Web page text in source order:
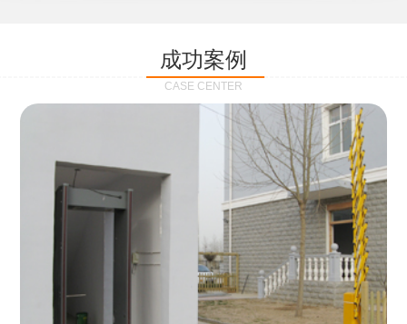
作站也能自动为执法记录仪充充电、校校时，做执法
记录仪的贴心小"保姆"。随着群众法律意识的逐步提
高，行政执法行为更加"阳光、透明"，通过工作站可
以随时调取证据视频，精准查阅现场资料，直戳了当
的展示给行政相对人看，有效的减少了行政相对人对
城管执法行为的误解，树立了执法的公信力。
定位模块，可通过移动网络将位置信息实时发送到监
控中心，在平台的电子地图上显示出设备的具体位
置，实时查看执法人员到岗情况及根据执法环境迅速
调配周边执法人员。同时，内置NFC芯片，可支持身
份证查验等拓展功能，在实战中发挥着重要的作用，
能广泛应用于交警公安执法、卫生监督、城管执法、
海关执法、路政、质量监督、林业园林、消防、质量
监督、公路铁路等各个领域。
成功案例
CASE CENTER